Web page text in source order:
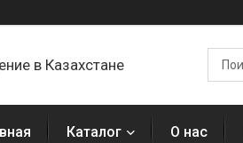
в Казахстане
Каталог О нас